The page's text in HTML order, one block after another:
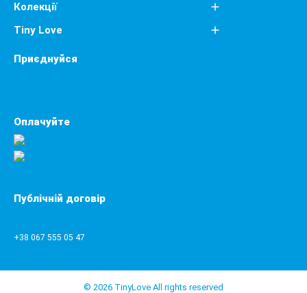
Колекції
Tiny Love
Приєднуйся
Оплачуйте
Публічній договір
+38 067 555 05 47
© 2026 TinyLove All rights reserved